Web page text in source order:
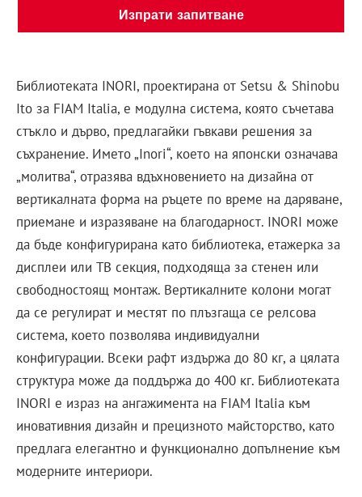
Изпрати запитване
Библиотеката INORI, проектирана от Setsu & Shinobu
Ito за FIAM Italia, е модулна система, която съчетава
стъкло и дърво, предлагайки гъвкави решения за
съхранение. Името „Inori“, което на японски означава
„молитва“, отразява вдъхновението на дизайна от
вертикалната форма на ръцете по време на даряване,
приемане и изразяване на благодарност. INORI може
да бъде конфигурирана като библиотека, етажерка за
дисплеи или ТВ секция, подходяща за стенен или
свободностоящ монтаж. Вертикалните колони могат
да се регулират и местят по плъзгаща се релсова
система, което позволява индивидуални
конфигурации. Всеки рафт издържа до 80 кг, а цялата
структура може да поддържа до 400 кг. Библиотеката
INORI е израз на ангажимента на FIAM Italia към
иновативния дизайн и прецизното майсторство, като
предлага елегантно и функционално допълнение към
модерните интериори.